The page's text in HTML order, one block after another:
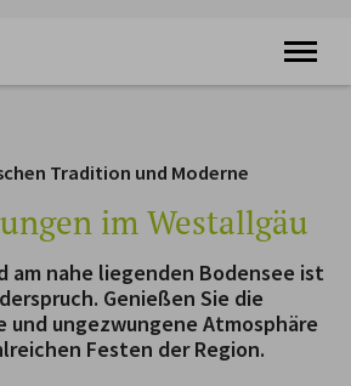
Tradition und Moderne
im Westallgäu
am nahe liegenden Bodensee ist
Genießen Sie die
und ungezwungene Atmosphäre
Festen der Region.